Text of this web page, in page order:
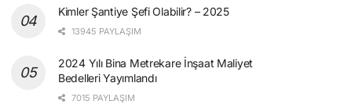
Kimler Şantiye Şefi Olabilir? – 2025
13945 PAYLAŞIM
2024 Yılı Bina Metrekare İnşaat Maliyet
Bedelleri Yayımlandı
7015 PAYLAŞIM